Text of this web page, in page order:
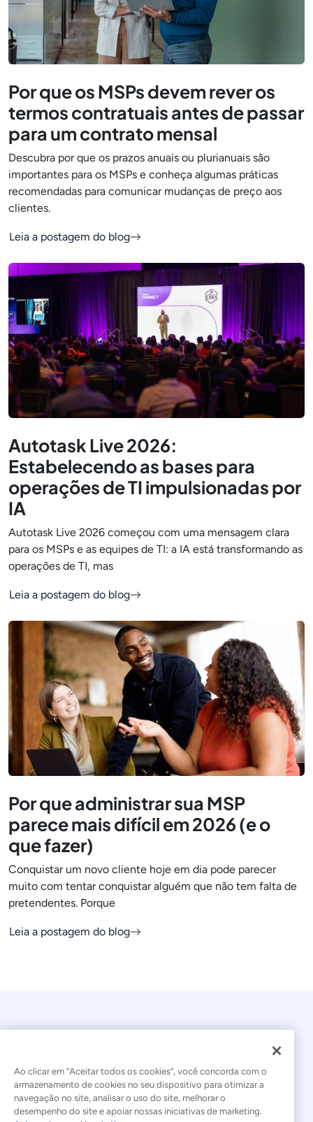
Por que os MSPs devem rever os
termos contratuais antes de passar
para um contrato mensal
Descubra por que os prazos anuais ou plurianuais são
importantes para os MSPs e conheça algumas práticas
recomendadas para comunicar mudanças de preço aos
clientes.
Leia a postagem do blog
Autotask Live 2026:
Estabelecendo as bases para
operações de TI impulsionadas por
IA
Autotask Live 2026 começou com uma mensagem clara
para os MSPs e as equipes de TI: a IA está transformando as
operações de TI, mas
Leia a postagem do blog
Por que administrar sua MSP
parece mais difícil em 2026 (e o
que fazer)
Conquistar um novo cliente hoje em dia pode parecer
muito com tentar conquistar alguém que não tem falta de
pretendentes. Porque
Leia a postagem do blog
© 2026 Kaseya. Todos os direitos reservados.
Ao clicar em “Aceitar todos os cookies”, você concorda com o
armazenamento de cookies no seu dispositivo para otimizar a
navegação no site, analisar o uso do site, melhorar o
desempenho do site e apoiar nossas iniciativas de marketing.